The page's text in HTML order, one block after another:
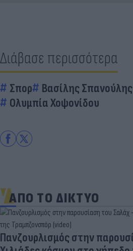
Διάβασε περισσότερα
Σπορ
Βασίλης Σπανούλης
Ολυμπία Χοψονίδου
ΑΠΟ ΤΟ ΔΙΚΤΥΟ